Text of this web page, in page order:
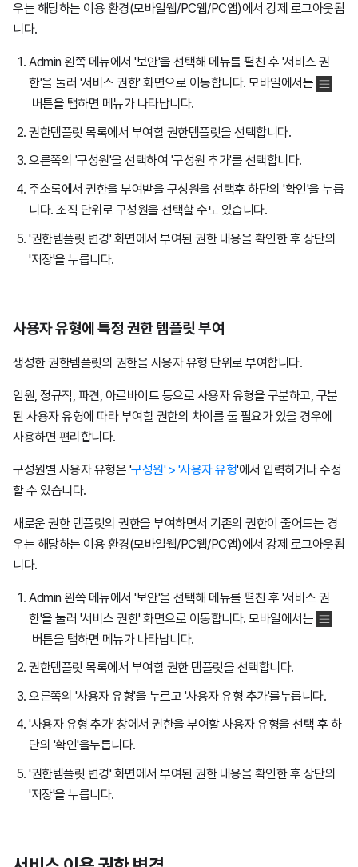
우는 해당하는 이용 환경(모바일웹/PC웹/PC앱)에서 강제 로그아웃됩
니다.
Admin 왼쪽 메뉴에서 '보안'을 선택해 메뉴를 펼친 후 '서비스 권
한'을 눌러 '서비스 권한' 화면으로 이동합니다. 모바일에서는
버튼을 탭하면 메뉴가 나타납니다.
권한템플릿 목록에서 부여할 권한템플릿을 선택합니다.
오른쪽의 '구성원'을 선택하여 '구성원 추가'를 선택합니다.
주소록에서 권한을 부여받을 구성원을 선택후 하단의 '확인'을 누릅
니다. 조직 단위로 구성원을 선택할 수도 있습니다.
'권한템플릿 변경' 화면에서 부여된 권한 내용을 확인한 후 상단의
'저장'을 누릅니다.
사용자 유형에 특정 권한 템플릿 부여
생성한 권한템플릿의 권한을 사용자 유형 단위로 부여합니다.
임원, 정규직, 파견, 아르바이트 등으로 사용자 유형을 구분하고, 구분
된 사용자 유형에 따라 부여할 권한의 차이를 둘 필요가 있을 경우에
사용하면 편리합니다.
구성원별 사용자 유형은 '구성원' > '사용자 유형'에서 입력하거나 수정
할 수 있습니다.
새로운 권한 템플릿의 권한을 부여하면서 기존의 권한이 줄어드는 경
우는 해당하는 이용 환경(모바일웹/PC웹/PC앱)에서 강제 로그아웃됩
니다.
Admin 왼쪽 메뉴에서 '보안'을 선택해 메뉴를 펼친 후 '서비스 권
한'을 눌러 '서비스 권한' 화면으로 이동합니다. 모바일에서는
버튼을 탭하면 메뉴가 나타납니다.
권한템플릿 목록에서 부여할 권한 템플릿을 선택합니다.
오른쪽의 '사용자 유형'을 누르고 '사용자 유형 추가'를누릅니다.
'사용자 유형 추가' 창에서 권한을 부여할 사용자 유형을 선택 후 하
단의 '확인'을누릅니다.
'권한템플릿 변경' 화면에서 부여된 권한 내용을 확인한 후 상단의
'저장'을 누릅니다.